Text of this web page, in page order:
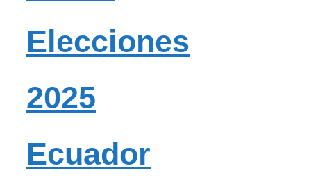
Elecciones
2025
Ecuador